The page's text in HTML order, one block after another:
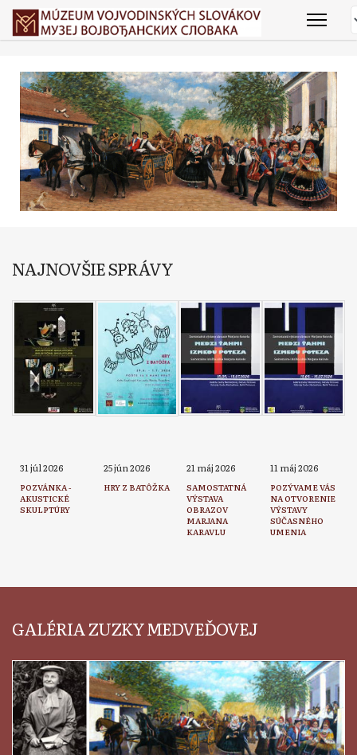
NAJNOVŠIE SPRÁVY
31 júl 2026
POZVÁNKA -
AKUSTICKÉ
SKULPTÚRY
25 jún 2026
HRY Z BATÔŽKA
21 máj 2026
SAMOSTATNÁ
VÝSTAVA
OBRAZOV
MARJANA
KARAVLU
11 máj 2026
POZÝVAME VÁS
NA OTVORENIE
VÝSTAVY
SÚČASNÉHO
UMENIA
GALÉRIA ZUZKY MEDVEĎOVEJ